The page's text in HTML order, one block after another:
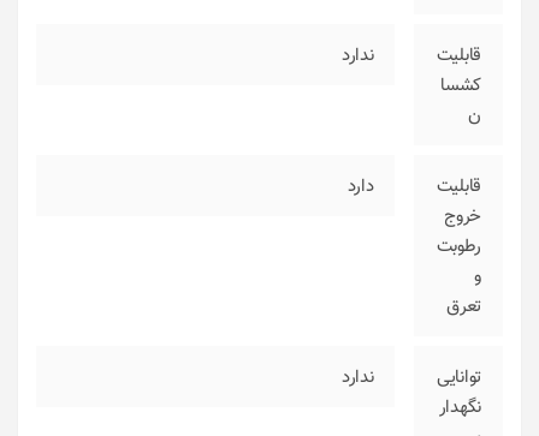
قابلیت
کشسا
ن
ندارد
قابلیت
خروج
رطوبت
و
تعرق
دارد
توانایی
نگهدار
ندارد